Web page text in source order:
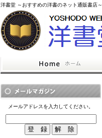
洋書堂 ～おすすめの洋書のネット通販書店～
メールアドレスを入力してください。